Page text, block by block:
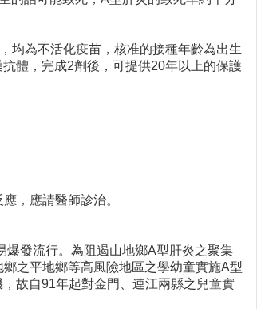
均為不活化疫苗，核准的接種年齡為出生
體，完成2劑後，可提供20年以上的保護
，應請醫師診治。
發流行。為阻遏山地鄉A型肝炎之聚集
之平地鄉等高風險地區之學幼童實施A型
故自91年起對金門、連江兩縣之兒童實